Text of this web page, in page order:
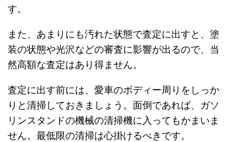
す。
また、あまりにも汚れた状態で査定に出すと、塗
装の状態や光沢などの審査に影響が出るので、当
然高額な査定はあり得ません。
査定に出す前には、愛車のボディー周りをしっか
りと清掃しておきましょう。面倒であれば、ガソ
リンスタンドの機械の清掃機に入ってもかまいま
せん。最低限の清掃は心掛けるべきです。